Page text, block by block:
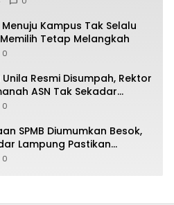
Kampus Tak Selalu
Tetap Melangkah
0
Unila Resmi Disumpah, Rektor
ASN Tak Sekadar
0
SPMB Diumumkan Besok,
Lampung Pastikan
Gratis
0